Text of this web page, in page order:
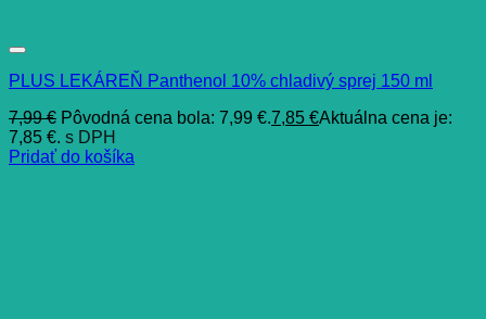
PLUS LEKÁREŇ Panthenol 10% chladivý sprej 150 ml
7,99€ Pôvodná cena bola: 7,99 €.7,85 €Aktuálna cena je:
7,85 €. s DPH
Pridať do košíka